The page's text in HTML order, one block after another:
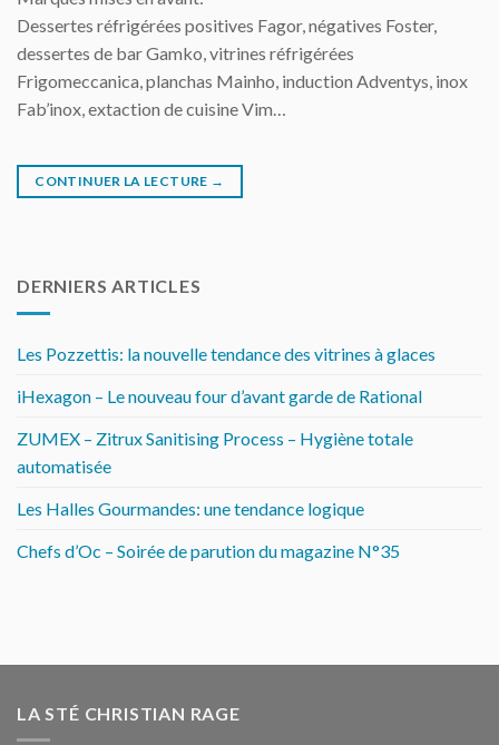
Dessertes réfrigérées positives Fagor, négatives Foster,
dessertes de bar Gamko, vitrines réfrigérées
Frigomeccanica, planchas Mainho, induction Adventys, inox
Fab’inox, extaction de cuisine Vim…
CONTINUER LA LECTURE →
DERNIERS ARTICLES
Les Pozzettis: la nouvelle tendance des vitrines à glaces
iHexagon – Le nouveau four d’avant garde de Rational
ZUMEX – Zitrux Sanitising Process – Hygiène totale
automatisée
Les Halles Gourmandes: une tendance logique
Chefs d’Oc – Soirée de parution du magazine N°35
LA STÉ CHRISTIAN RAGE